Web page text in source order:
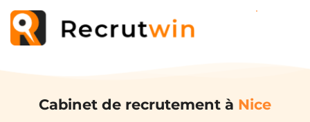
Cabinet de recrutement à Nice